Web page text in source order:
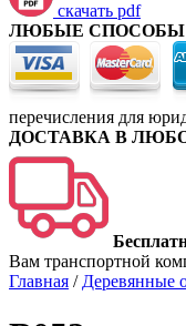
скачать pdf
ЛЮБЫЕ
перечисления для
ДОСТАВКА В
Вам транспортной
Главная / Деревянные